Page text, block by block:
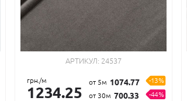
АРТИКУЛ: 24537
грн./м
1234.25
от 5м 1074.77
-13%
от 30м 700.33 -44%